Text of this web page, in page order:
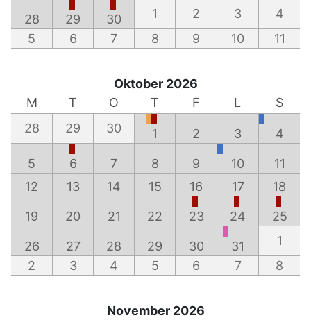
28 29 30 1 2 3
4
5
6 7 8 9 10 11
Oktober 2026
M
T O T F L
S
28
29 30 1 2 3 4
5 6 7 8 9 10
11
12
13 14 15 16 17 18
19 20 21 22 23 24 25
26 27 28 29 30 31
1
2
3 4 5 6 7 8
November 2026